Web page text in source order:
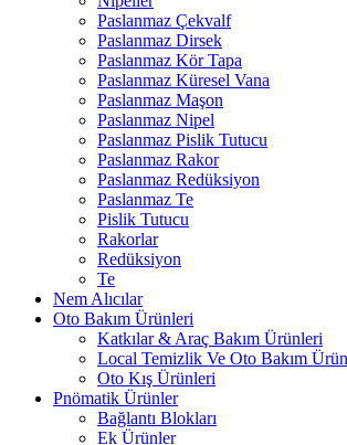
Paslanmaz Çekvalf
Paslanmaz Dirsek
Paslanmaz Kör Tapa
Paslanmaz Küresel Vana
Paslanmaz Maşon
Paslanmaz Nipel
Paslanmaz Pislik Tutucu
Paslanmaz Rakor
Paslanmaz Redüksiyon
Paslanmaz Te
Pislik Tutucu
Rakorlar
Redüksiyon
Te
Nem Alıcılar
Oto Bakım Ürünleri
Katkılar & Araç Bakım Ürünleri
Local Temizlik Ve Oto Bakım
Oto Kış Ürünleri
Pnömatik Ürünler
Bağlantı Blokları
Ek Ürünler